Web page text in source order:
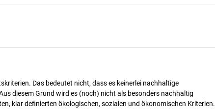
Das bedeutet nicht, dass es keinerlei nachhaltige
diesem Grund wird es (noch) nicht als besonders nachhaltig
klar definierten ökologischen, sozialen und ökonomischen Kriterien.